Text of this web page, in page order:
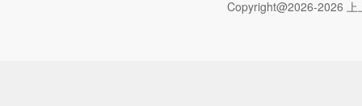
Copyright@2026-2026